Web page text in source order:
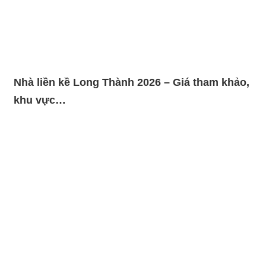
Nhà liền kề Long Thành 2026 – Giá tham khảo,
khu vực…